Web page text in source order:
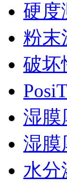
硬度
粉末
破坏
湿膜
湿膜
水分